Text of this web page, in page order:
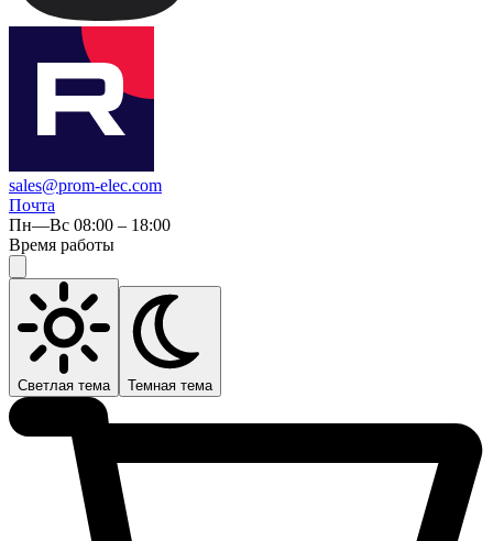
sales@prom-elec.com
Почта
Пн—Вс 08:00 – 18:00
Время работы
Светлая тема Темная тема